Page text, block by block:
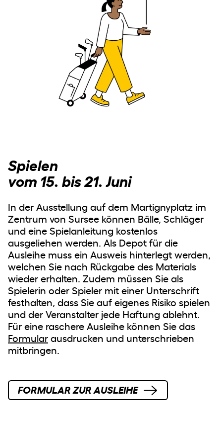
Spielen
vom 15. bis 21. Juni
In der Ausstellung auf dem Martignyplatz im
Zentrum von Sursee können Bälle, Schläger
und eine Spielanleitung kostenlos
ausgeliehen werden. Als Depot für die
Ausleihe muss ein Ausweis hinterlegt werden,
welchen Sie nach Rückgabe des Materials
wieder erhalten. Zudem müssen Sie als
Spielerin oder Spieler mit einer Unterschrift
festhalten, dass Sie auf eigenes Risiko spielen
und der Veranstalter jede Haftung ablehnt.
Für eine raschere Ausleihe können Sie das
Formularausdrucken und unterschrieben
mitbringen.
FORMULAR ZUR AUSLEIHE